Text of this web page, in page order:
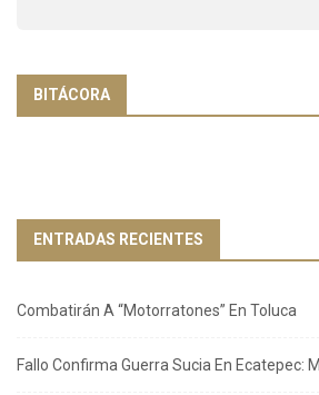
BITÁCORA
ENTRADAS RECIENTES
Combatirán A “Motorratones” En Toluca
Fallo Confirma Guerra Sucia En Ecatepec: